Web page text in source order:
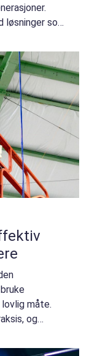
løsninger som
måte.
og
stiller